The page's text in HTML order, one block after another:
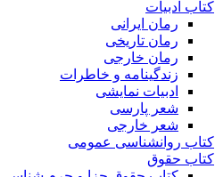
کتاب ادبیات
رمان ایرانی
رمان تاریخی
رمان خارجی
زندگینامه و خاطرات
ادبیات نمایشی
شعر پارسی
شعر خارجی
کتاب روانشناسی عمومی
کتاب حقوق